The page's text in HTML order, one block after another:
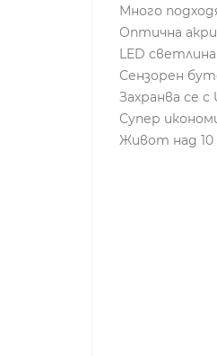
Много
Оптична
LED
Сензорен
Захранва се
Супер
Живот над 10